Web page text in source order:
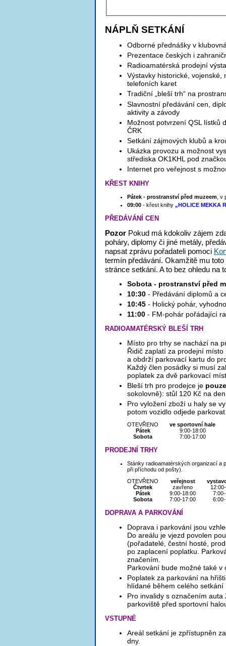
NÁPLŇ SETKÁNÍ
Odborné přednášky v
Prezentace českých i
Radioamatérská prodejní
Výstavky historické,
telefoních karet
Tradiční „bleší trh“ na
Slavnostní předávání cen,
aktivity a závody
Možnost potvrzení QSL lístků
ČRK
Setkání zájmových klubů a
Ukázka provozu a možnost
střediska OK1KHL pod
Internet pro veřejnost s
KŘEST KNIHY
Pátek - prostranství před muzeem ,
09:00 - křest knihy„HOLICE MEKKA
PŘEDÁVÁNÍ CEN
Pozor Pokud má kdokoliv zájem
poháry, diplomy či jiné metály,
napsat zprávu pořadateli pomoci
termín předávání. Okamžitě mu
stránce setkání. A to bez ohledu na
Sobota - prostranství před
10:30 - Předávání diplomů a
10:45 - Holický pohár,
11:00 - FM-pohár pořádající
RADIOAMATÉRSKÝ BLEŠÍ TRH
Místo pro trhy se nachází na
Řidič zaplatí za prodejní
a obdrží parkovací kartu do
Každý člen posádky si musí
poplatek za dvě parkovací
Bleší trh pro prodejce je
sokolovně): stůl 120 Kč na
Pro vyložení zboží u haly se
potom vozidlo odjede
OTEVŘENO
ve sportovní hale
Pátek
9:00-18:00
Sobota
7:00-17:00
PRODEJNÍ TRHY
Stánky radioamatérských organizací a
při příchodu od pošty).
OTEVŘENO
veřejnost
Čtvrtek
zavřeno
Pátek
9:00-18:00
Sobota
7:00-17:00
DOPRAVA A PARKOVÁNÍ
Doprava i parkování jsou
Do areálu je vjezd povolen
(pořadatelé, čestní hosté,
po zaplacení poplatku.
značením.
Parkování bude možné také v
Poplatek za parkování na
hlídané během celého setkání
Pro invalidy s označením
parkoviště před sportovní
VSTUPNÉ
Areál setkání je zpřístupněn
dny.